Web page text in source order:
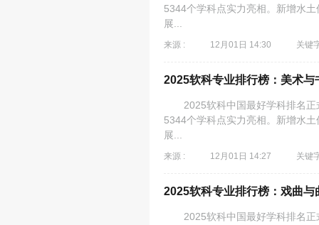
5344个学科点实力亮相。新增水
展...
来源 : 12月01日 14:30 关键
2025软科专业排行榜：美术与
2025软科中国最好学科排名正
5344个学科点实力亮相。新增水
展...
来源 : 12月01日 14:27 关键
2025软科专业排行榜：戏曲与
2025软科中国最好学科排名正